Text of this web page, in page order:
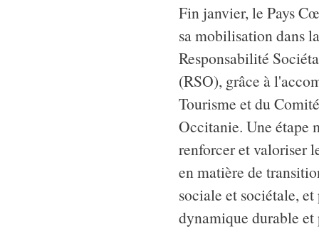
Fin janvier, le Pays
sa mobilisation dans
Responsabilité
(RSO), grâce à
Tourisme et du
Occitanie. Une étape
renforcer et valoriser
en matière de
sociale et sociétale,
dynamique durable et